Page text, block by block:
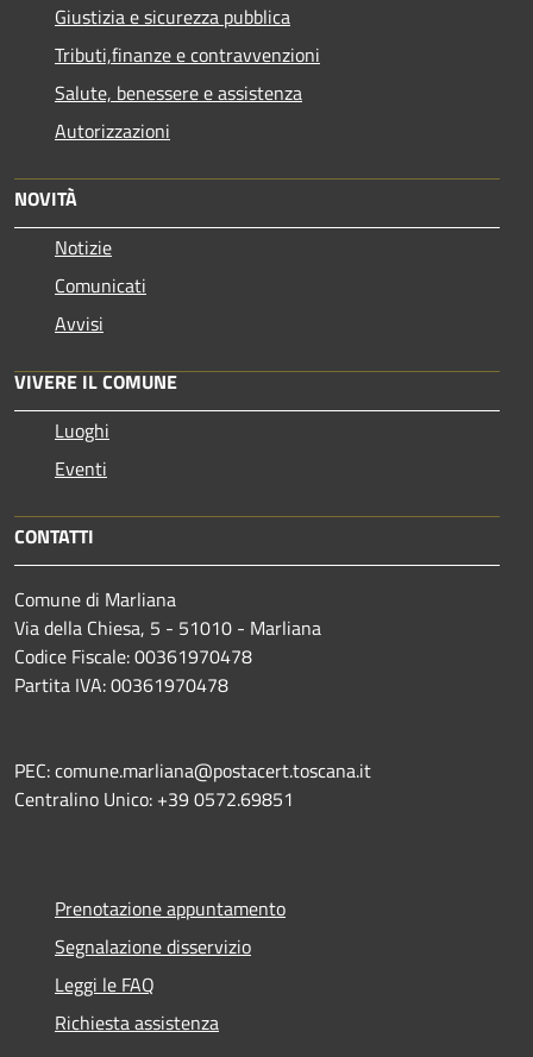
Giustizia e sicurezza pubblica
Tributi,finanze e contravvenzioni
Salute, benessere e assistenza
Autorizzazioni
NOVITÀ
Notizie
Comunicati
Avvisi
VIVERE IL COMUNE
Luoghi
Eventi
CONTATTI
Comune di Marliana
Via della Chiesa, 5 - 51010 - Marliana
Codice Fiscale: 00361970478
Partita IVA: 00361970478
PEC: comune.marliana@postacert.toscana.it
Centralino Unico: +39 0572.69851
Prenotazione appuntamento
Segnalazione disservizio
Leggi le FAQ
Richiesta assistenza